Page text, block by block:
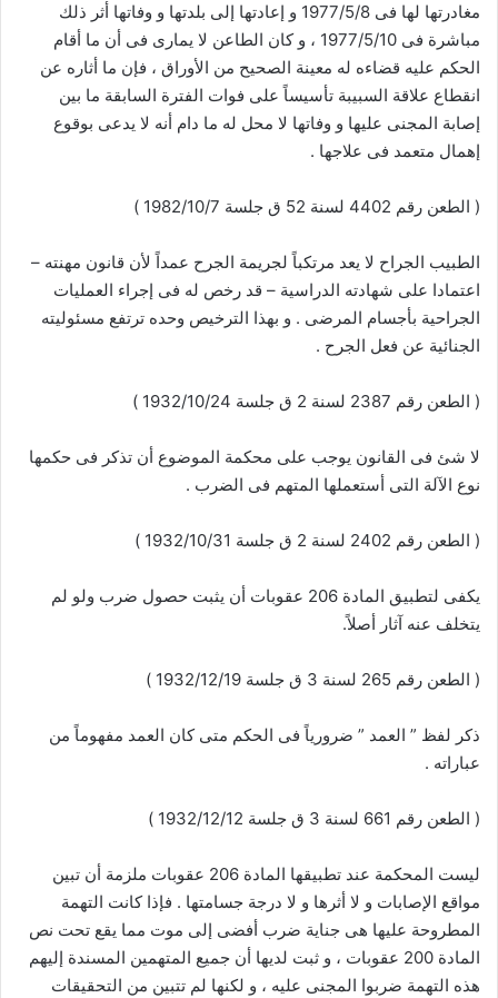
مغادرتها لها فى 1977/5/8 و إعادتها إلى بلدتها و وفاتها أثر ذلك
مباشرة فى 1977/5/10 ، و كان الطاعن لا يمارى فى أن ما أقام
الحكم عليه قضاءه له معينة الصحيح من الأوراق ، فإن ما أثاره عن
انقطاع علاقة السبيبة تأسيساً على فوات الفترة السابقة ما بين
إصابة المجنى عليها و وفاتها لا محل له ما دام أنه لا يدعى بوقوع
إهمال متعمد فى علاجها .
( الطعن رقم 4402 لسنة 52 ق جلسة 1982/10/7 )
الطبيب الجراح لا يعد مرتكباً لجريمة الجرح عمداً لأن قانون مهنته –
اعتمادا على شهادته الدراسية – قد رخص له فى إجراء العمليات
الجراحية بأجسام المرضى . و بهذا الترخيص وحده ترتفع مسئوليته
الجنائية عن فعل الجرح .
( الطعن رقم 2387 لسنة 2 ق جلسة 1932/10/24 )
لا شئ فى القانون يوجب على محكمة الموضوع أن تذكر فى حكمها
نوع الآلة التى أستعملها المتهم فى الضرب .
( الطعن رقم 2402 لسنة 2 ق جلسة 1932/10/31 )
يكفى لتطبيق المادة 206 عقوبات أن يثبت حصول ضرب ولو لم
يتخلف عنه آثار أصلاً.
( الطعن رقم 265 لسنة 3 ق جلسة 1932/12/19 )
ذكر لفظ ” العمد ” ضرورياً فى الحكم متى كان العمد مفهوماً من
عباراته .
( الطعن رقم 661 لسنة 3 ق جلسة 1932/12/12 )
ليست المحكمة عند تطبيقها المادة 206 عقوبات ملزمة أن تبين
مواقع الإصابات و لا أثرها و لا درجة جسامتها . فإذا كانت التهمة
المطروحة عليها هى جناية ضرب أفضى إلى موت مما يقع تحت نص
المادة 200 عقوبات ، و ثبت لديها أن جميع المتهمين المسندة إليهم
هذه التهمة ضربوا المجنى عليه ، و لكنها لم تتبين من التحقيقات